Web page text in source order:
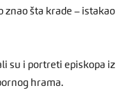
znao šta krade – istakao
su i portreti episkopa iz
hrama.